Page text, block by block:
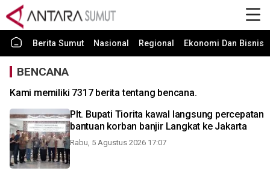
Berita Sumut Nasional Regional Ekonomi Dan Bisnis
BENCANA
Kami memiliki 7317 berita tentang bencana.
Plt. Bupati Tiorita kawal langsung percepatan
bantuan korban banjir Langkat ke Jakarta
Rabu, 5 Agustus 2026 17:07